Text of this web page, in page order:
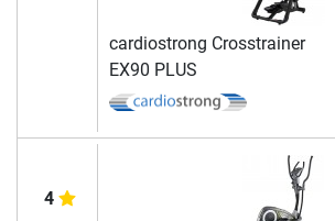
cardiostrong Crosstrainer
EX90 PLUS
4